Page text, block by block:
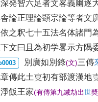
発智六足者文畧義幽逐
論正理論顕宗論等者文
之釈七十五法名体諸門
文曰且為初学畧示方隅
別廣如別錄(文)三傳
傳此土㕝初有部渡漢地
飯王家(有傳第九减劫出世